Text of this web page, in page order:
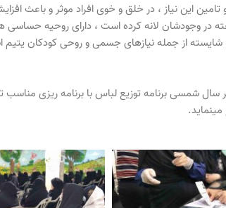
این نیاز ، در خلق و خوی افراد موثر و باعث
در وجودشان لانه کرده است ، دارای روحیه
از جمله نیازهای جسمی و روحی کودکان یتیم
سال شمسی برنامه توزیع لباس با برنامه ریزی